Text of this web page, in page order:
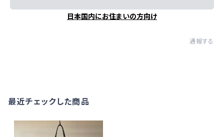
日本国内にお住まいの方向け
通報する
最近チェックした商品